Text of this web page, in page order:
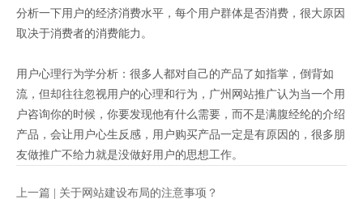
分析一下用户的经济消费水平，每个用户群体是否消费，很大原因
取决于消费者的消费能力。
用户心理行为学分析：很多人都对自己的产品了如指掌，倒背如
流，但却往往忽视用户的心理和行为，广州网站推广认为当一个用
户咨询你的时候，你要发现他有什么需要，而不是满腹经纶的介绍
产品，会让用户心生反感，用户购买产品一定是有原因的，很多朋
友做推广不给力就是没做好用户的思想工作。
上一篇 | 关于网站建设布局的注意事项？